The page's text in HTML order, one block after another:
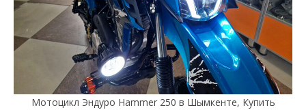
Мотоцикл Эндуро Hammer 250 в Шымкенте, Купить